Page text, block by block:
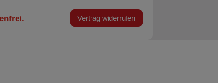
Vertrag widerrufen